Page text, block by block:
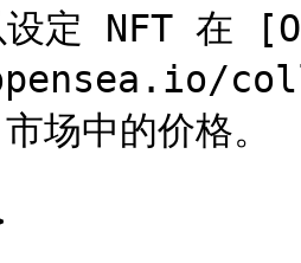
设定 NFT 在
场中的价格。